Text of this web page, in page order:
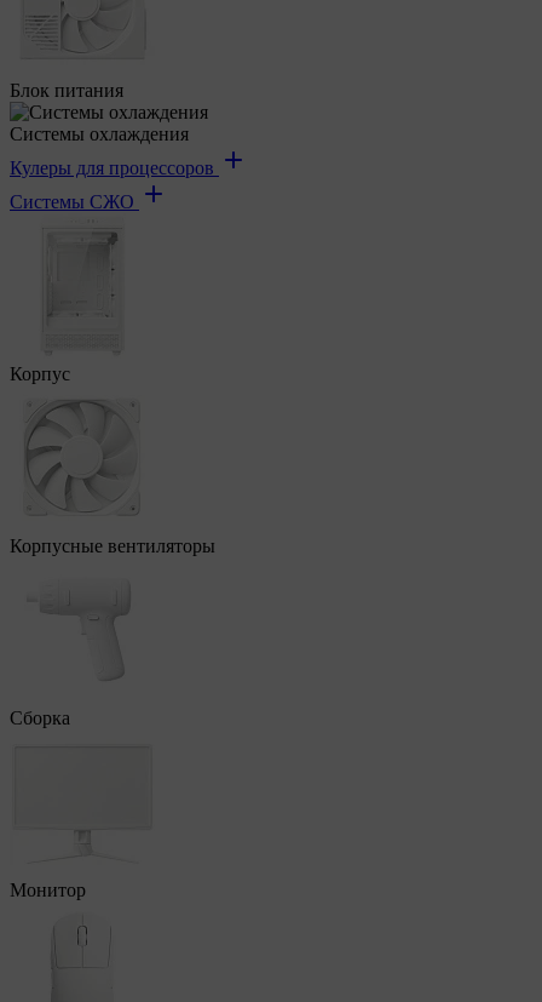
Блок питания
Системы охлаждения
Кулеры для процессоров
Системы СЖО
Корпус
Корпусные вентиляторы
Сборка
Монитор